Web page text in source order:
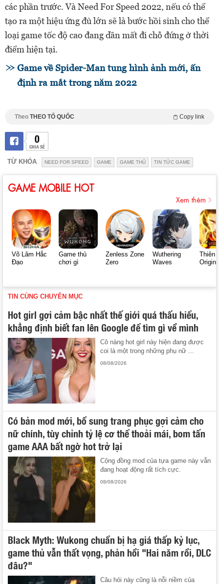
các phần trước. Và Need For Speed 2022, nếu có thể
tạo ra một hiệu ứng đủ lớn sẽ là bước hồi sinh cho thể
loại game tốc độ cao đang dần mất đi chỗ đứng ở thời
điểm hiện tại.
Game về Spider-Man tung hình ảnh mới, ấn
định ra mắt trong năm 2022
Theo THEO TỔ QUỐC Copy link
0
CHIA SẺ
TỪ KHÓA NEED FOR SPEED GAME GAME THỦ TIN TỨC GAME
GAME MOBILE HOT
Xem thêm
Võ Lâm Hắc
Đạo
Game thủ
chơi gì
Zenless Zone
Zero
Wuthering
Waves
Thiên
Origin
TIN CÙNG CHUYÊN MỤC
Hot girl gợi cảm bậc nhất thế giới quá thấu hiểu,
khẳng định biết fan lên Google để tìm gì về mình
Cô nàng hot girl này hiện đang được
coi là một trong những phụ nữ ...
08/08/2026
Có bản mod mới, bổ sung trang phục gợi cảm cho
nữ chính, tùy chỉnh tỷ lệ cơ thể thoải mái, bom tấn
game AAA bất ngờ hot trở lại
Cộng đồng mod của tựa game này vẫn
đang hoạt động rất tích cực.
08/08/2026
Black Myth: Wukong chuẩn bị hạ giá thấp kỷ lục,
game thủ vẫn thất vọng, phản hồi "Hai năm rồi, DLC
đâu?"
Câu hỏi này cũng là nỗi niềm của